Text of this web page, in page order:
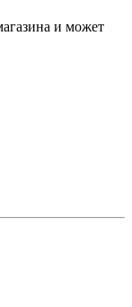
и может